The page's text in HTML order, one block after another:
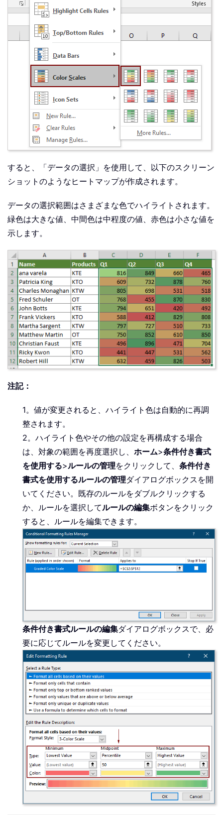
すると、「データの選択」を使用して、以下のスクリーン
ショットのようなヒートマップが作成されます。
データの選択範囲はさまざまな色でハイライトされます。
緑色は大きな値、中間色は中程度の値、赤色は小さな値を
示します。
注記：
1。値が変更されると、ハイライト色は自動的に再調
整されます。
2。ハイライト色やその他の設定を再構成する場合
は、対象の範囲を再度選択し、 ホーム>条件付き書式
を使用する>ルールの管理をクリックして、 条件付き
書式を使用するルールの管理ダイアログボックスを開
いてください。既存のルールをダブルクリックする
か、ルールを選択してルールの編集ボタンをクリック
すると、ルールを編集できます。
条件付き書式ルールの編集ダイアログボックスで、必
要に応じてルールを変更してください。